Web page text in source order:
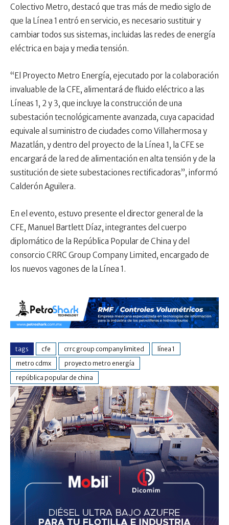
Colectivo Metro, destacó que tras más de medio siglo de
que la Línea 1 entró en servicio, es necesario sustituir y
cambiar todos sus sistemas, incluidas las redes de energía
eléctrica en baja y media tensión.
“El Proyecto Metro Energía, ejecutado por la colaboración
invaluable de la CFE, alimentará de fluido eléctrico a las
Líneas 1, 2 y 3, que incluye la construcción de una
subestación tecnológicamente avanzada, cuya capacidad
equivale al suministro de ciudades como Villahermosa y
Mazatlán, y dentro del proyecto de la Línea 1, la CFE se
encargará de la red de alimentación en alta tensión y de la
sustitución de siete subestaciones rectificadoras”, informó
Calderón Aguilera.
En el evento, estuvo presente el director general de la
CFE, Manuel Bartlett Díaz, integrantes del cuerpo
diplomático de la República Popular de China y del
consorcio CRRC Group Company Limited, encargado de
los nuevos vagones de la Línea 1.
tags cfe crrc group company limited
línea 1
metro cdmx
proyecto metro energía
república popular de china